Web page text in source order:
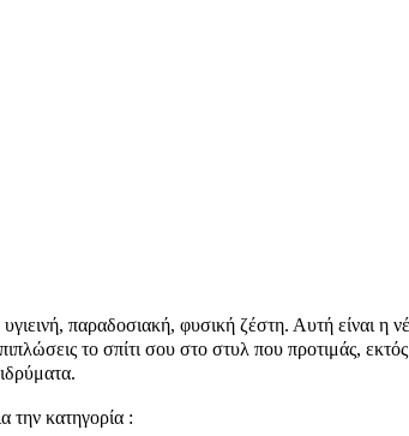
παραδοσιακή, φυσική ζέστη. Αυτή είναι η
το σπίτι σου στο στυλ που προτιμάς,
την κατηγορία :